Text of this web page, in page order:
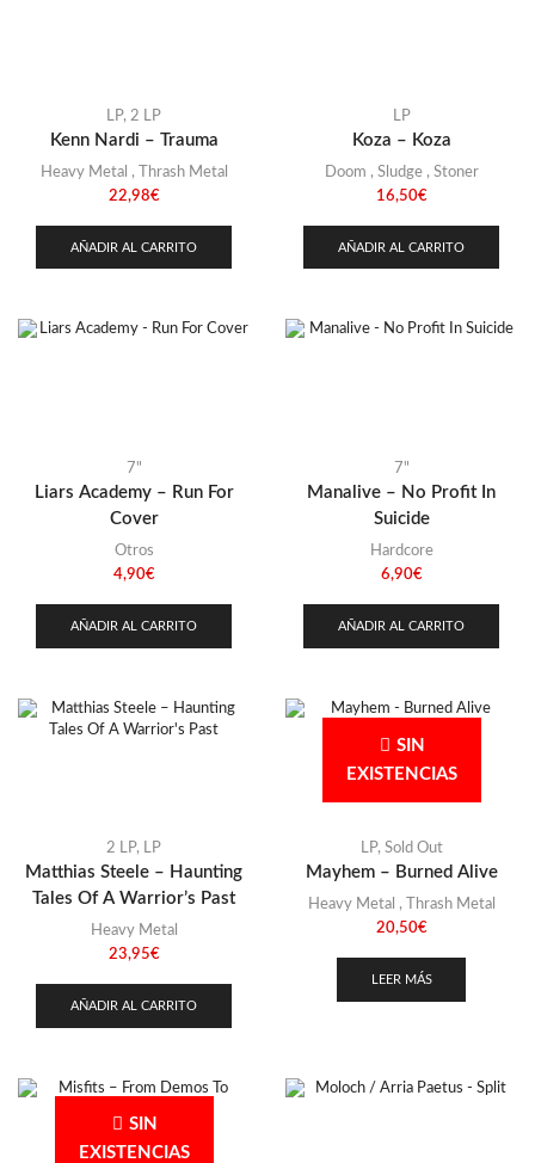
LP, 2 LP
Kenn Nardi – Trauma
Heavy Metal ,
Thrash Metal
22,98€
AÑADIR AL CARRITO
LP
Koza – Koza
Doom , Sludge, Stoner
16,50€
AÑADIR AL CARRITO
7"
Liars Academy – Run For
Cover
Otros
4,90€
AÑADIR AL CARRITO
7"
Manalive – No Profit In
Suicide
Hardcore
6,90€
AÑADIR AL CARRITO
2 LP, LP
Matthias Steele – Haunting
Tales Of A Warrior’s Past
Heavy Metal
23,95€
AÑADIR AL CARRITO
SIN
EXISTENCIAS
LP, Sold Out
Mayhem – Burned Alive
Heavy Metal ,
Thrash Metal
20,50€
LEER MÁS
SIN
EXISTENCIAS